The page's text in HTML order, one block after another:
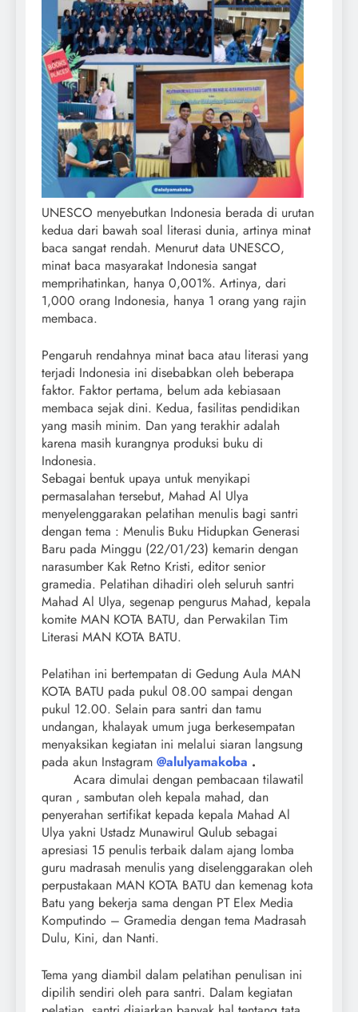
UNESCO menyebutkan Indonesia berada di urutan
kedua dari bawah soal literasi dunia, artinya minat
baca sangat rendah. Menurut data UNESCO,
minat baca masyarakat Indonesia sangat
memprihatinkan, hanya 0,001%. Artinya, dari
1,000 orang Indonesia, hanya 1 orang yang rajin
membaca.
Pengaruh rendahnya minat baca atau literasi yang
terjadi Indonesia ini disebabkan oleh beberapa
faktor. Faktor pertama, belum ada kebiasaan
membaca sejak dini. Kedua, fasilitas pendidikan
yang masih minim. Dan yang terakhir adalah
karena masih kurangnya produksi buku di
Indonesia.
Sebagai bentuk upaya untuk menyikapi
permasalahan tersebut, Mahad Al Ulya
menyelenggarakan pelatihan menulis bagi santri
dengan tema : Menulis Buku Hidupkan Generasi
Baru pada Minggu (22/01/23) kemarin dengan
narasumber Kak Retno Kristi, editor senior
gramedia. Pelatihan dihadiri oleh seluruh santri
Mahad Al Ulya, segenap pengurus Mahad, kepala
komite MAN KOTA BATU, dan Perwakilan Tim
Literasi MAN KOTA BATU.
Pelatihan ini bertempatan di Gedung Aula MAN
KOTA BATU pada pukul 08.00 sampai dengan
pukul 12.00. Selain para santri dan tamu
undangan, khalayak umum juga berkesempatan
menyaksikan kegiatan ini melalui siaran langsung
pada akun Instagram @alulyamakoba .
Acara dimulai dengan pembacaan tilawatil
quran , sambutan oleh kepala mahad, dan
penyerahan sertifikat kepada kepala Mahad Al
Ulya yakni Ustadz Munawirul Qulub sebagai
apresiasi 15 penulis terbaik dalam ajang lomba
guru madrasah menulis yang diselenggarakan oleh
perpustakaan MAN KOTA BATU dan kemenag kota
Batu yang bekerja sama dengan PT Elex Media
Komputindo – Gramedia dengan tema Madrasah
Dulu, Kini, dan Nanti.
Tema yang diambil dalam pelatihan penulisan ini
dipilih sendiri oleh para santri. Dalam kegiatan